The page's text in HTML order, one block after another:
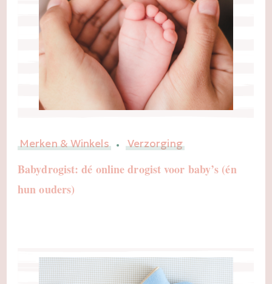
Merken & Winkels Verzorging
Babydrogist: dé online drogist voor baby’s (én
hun ouders)